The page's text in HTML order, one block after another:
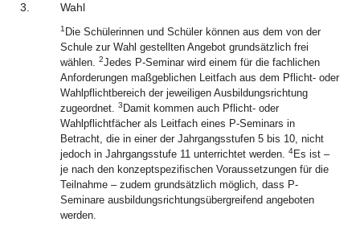
3. Wahl
1 Die Schülerinnen und Schüler können aus dem von der
Schule zur Wahl gestellten Angebot grundsätzlich frei
wählen. 2Jedes P-Seminar wird einem für die fachlichen
Anforderungen maßgeblichen Leitfach aus dem Pflicht- oder
Wahlpflichtbereich der jeweiligen Ausbildungsrichtung
zugeordnet. 3 Damit kommen auch Pflicht- oder
Wahlpflichtfächer als Leitfach eines P-Seminars in
Betracht, die in einer der Jahrgangsstufen 5 bis 10, nicht
jedoch in Jahrgangsstufe 11 unterrichtet werden. 4Es ist –
je nach den konzeptspezifischen Voraussetzungen für die
Teilnahme – zudem grundsätzlich möglich, dass P-
Seminare ausbildungsrichtungsübergreifend angeboten
werden.